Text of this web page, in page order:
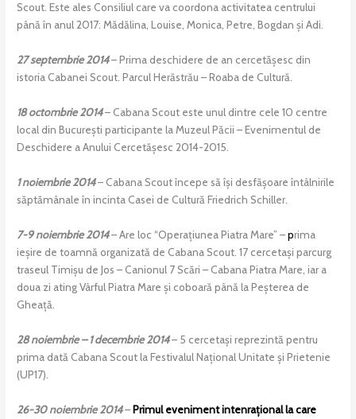
Scout. Este ales Consiliul care va coordona activitatea centrului
până în anul 2017: Mădălina, Louise, Monica, Petre, Bogdan și Adi.
27 septembrie 2014– Prima deschidere de an cercetășesc din
istoria Cabanei Scout. Parcul Herăstrău – Roaba de Cultură.
18 octombrie 2014– Cabana Scout este unul dintre cele 10 centre
local din București participante la Muzeul Păcii – Evenimentul de
Deschidere a Anului Cercetășesc 2014-2015.
1 noiembrie 2014– Cabana Scout începe să își desfășoare întâlnirile
săptămânale în incinta Casei de Cultură Friedrich Schiller.
7-9 noiembrie 2014– Are loc “Operațiunea Piatra Mare” –prima
ieșire de toamnă organizată de Cabana Scout. 17 cercetași parcurg
traseul Timișu de Jos – Canionul 7 Scări – Cabana Piatra Mare, iar a
doua zi ating Vârful Piatra Mare și coboară până la Peșterea de
Gheață.
28 noiembrie – 1 decembrie 2014– 5 cercetași reprezintă pentru
prima dată Cabana Scout la Festivalul Național Unitate și Prietenie
(UP17).
26-30 noiembrie 2014–Primul eveniment intenrațional la care